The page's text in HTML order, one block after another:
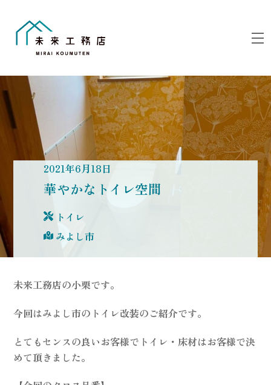
2021年6月18日
華やかなトイレ空間
トイレ
みよし市
未来工務店の小栗です。
今回はみよし市のトイレ改装のご紹介です。
とてもセンスの良いお客様でトイレ・床材はお客様で決
めて頂きました。